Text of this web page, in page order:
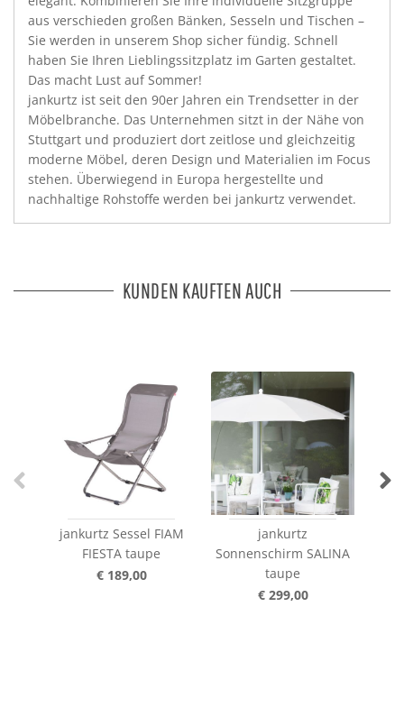
aus verschieden großen Bänken, Sesseln und Tischen –
Sie werden in unserem Shop sicher fündig. Schnell
haben Sie Ihren Lieblingssitzplatz im Garten gestaltet.
Das macht Lust auf Sommer!
jankurtz ist seit den 90er Jahren ein Trendsetter in der
Möbelbranche. Das Unternehmen sitzt in der Nähe von
Stuttgart und produziert dort zeitlose und gleichzeitig
moderne Möbel, deren Design und Materialien im Focus
stehen. Überwiegend in Europa hergestellte und
nachhaltige Rohstoffe werden bei jankurtz verwendet.
KUNDEN KAUFTEN AUCH
jankurtz Sessel FIAM
FIESTA taupe
€ 189,00
jankurtz
Sonnenschirm SALINA
taupe
€ 299,00